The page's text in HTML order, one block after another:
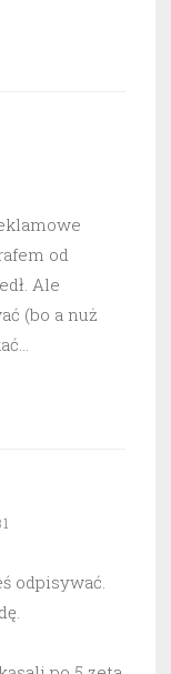
od
Ale
(bo a nuż
odpisywać.